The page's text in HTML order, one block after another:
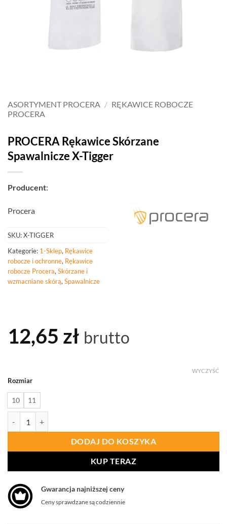
ASORTYMENT PROCERA / RĘKAWICE ROBOCZE
PROCERA
PROCERA Rękawice Skórzane
Spawalnicze X-Tigger
Producent:
Procera
SKU:X-TIGGER
Kategorie: 1-Sklep, Rękawice
robocze i ochronne, Rękawice
robocze Procera,Skórzane i
wzmacniane skórą,Spawalnicze
12,65 zł brutto
Rozmiar
10 11
WYCZYŚĆ
DODAJ DO KOSZYKA
KUP TERAZ
Gwarancja najniższej ceny
Ceny sprawdzane są codziennie